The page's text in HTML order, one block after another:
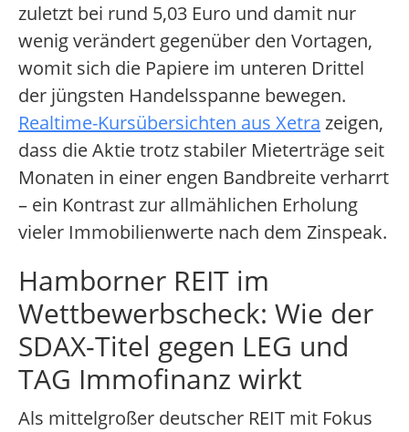
zuletzt bei rund 5,03 Euro und damit nur
wenig verändert gegenüber den Vortagen,
womit sich die Papiere im unteren Drittel
der jüngsten Handelsspanne bewegen.
Realtime-Kursübersichten aus Xetra zeigen,
dass die Aktie trotz stabiler Mieterträge seit
Monaten in einer engen Bandbreite verharrt
– ein Kontrast zur allmählichen Erholung
vieler Immobilienwerte nach dem Zinspeak.
Hamborner REIT im
Wettbewerbscheck: Wie der
SDAX-Titel gegen LEG und
TAG Immofinanz wirkt
Als mittelgroßer deutscher REIT mit Fokus